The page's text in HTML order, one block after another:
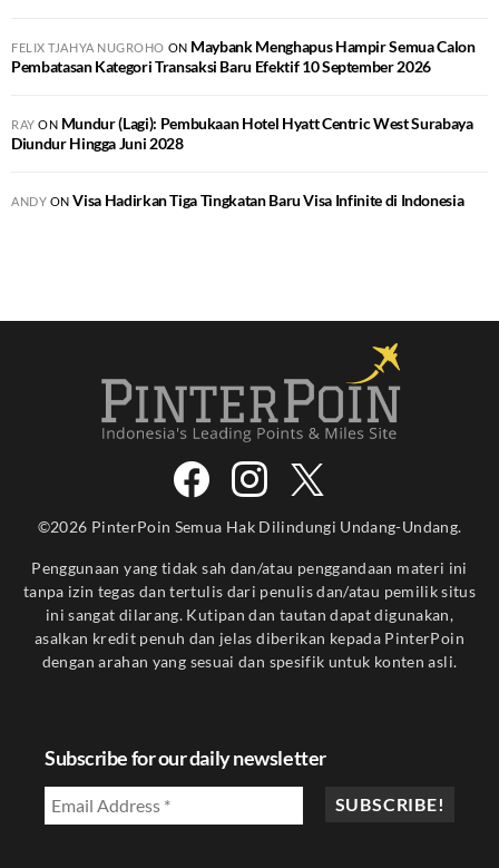
FELIX TJAHYA NUGROHO ON Maybank Menghapus Hampir Semua Calon
Pembatasan Kategori Transaksi Baru Efektif 10 September 2026
RAY ON Mundur (Lagi): Pembukaan Hotel Hyatt Centric West Surabaya
Diundur Hingga Juni 2028
ANDY ONVisa Hadirkan Tiga Tingkatan Baru Visa Infinite di Indonesia
©2026 PinterPoin Semua Hak Dilindungi Undang-Undang.
Penggunaan yang tidak sah dan/atau penggandaan materi ini
tanpa izin tegas dan tertulis dari penulis dan/atau pemilik situs
ini sangat dilarang. Kutipan dan tautan dapat digunakan,
asalkan kredit penuh dan jelas diberikan kepada PinterPoin
dengan arahan yang sesuai dan spesifik untuk konten asli.
Subscribe for our daily newsletter